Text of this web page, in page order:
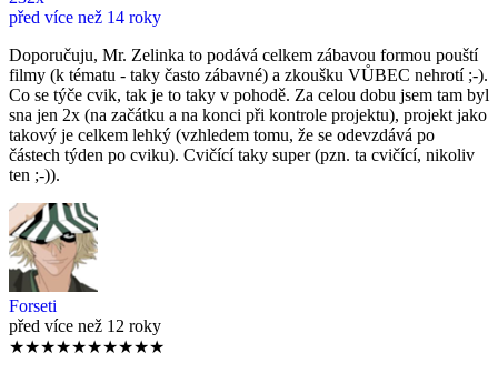
před více než 14 roky
Doporučuju, Mr. Zelinka to podává celkem zábavou formou pouští
filmy (k tématu - taky často zábavné) a zkoušku VŮBEC nehrotí ;-).
Co se týče cvik, tak je to taky v pohodě. Za celou dobu jsem tam byl
sna jen 2x (na začátku a na konci při kontrole projektu), projekt jako
takový je celkem lehký (vzhledem tomu, že se odevzdává po
částech týden po cviku). Cvičící taky super (pzn. ta cvičící, nikoliv
ten ;-)).
Forseti
před více než 12 roky
★★★★★★★★★★